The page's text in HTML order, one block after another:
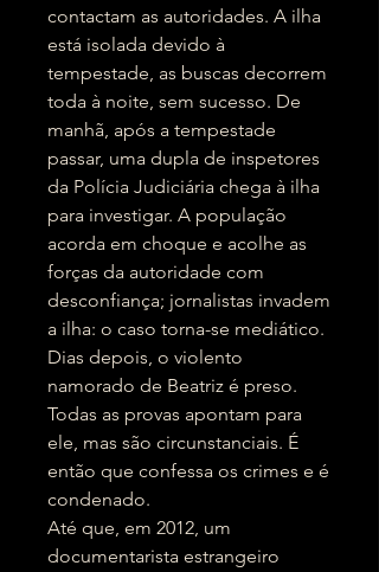
contactam as autoridades. A ilha
está isolada devido à
tempestade, as buscas decorrem
toda à noite, sem sucesso. De
manhã, após a tempestade
passar, uma dupla de inspetores
da Polícia Judiciária chega à ilha
para investigar. A população
acorda em choque e acolhe as
forças da autoridade com
desconfiança; jornalistas invadem
a ilha: o caso torna-se mediático.
Dias depois, o violento
namorado de Beatriz é preso.
Todas as provas apontam para
ele, mas são circunstanciais. É
então que confessa os crimes e é
condenado.
Até que, em 2012, um
documentarista estrangeiro